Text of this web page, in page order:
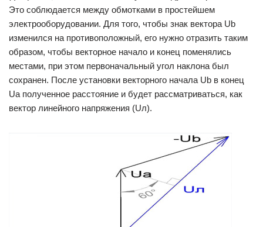
Это соблюдается между обмотками в простейшем
электрооборудовании. Для того, чтобы знак вектора Ub
изменился на противоположный, его нужно отразить таким
образом, чтобы векторное начало и конец поменялись
местами, при этом первоначальный угол наклона был
сохранен. После установки векторного начала Ub в конец
Uа полученное расстояние и будет рассматриваться, как
вектор линейного напряжения (Uл).